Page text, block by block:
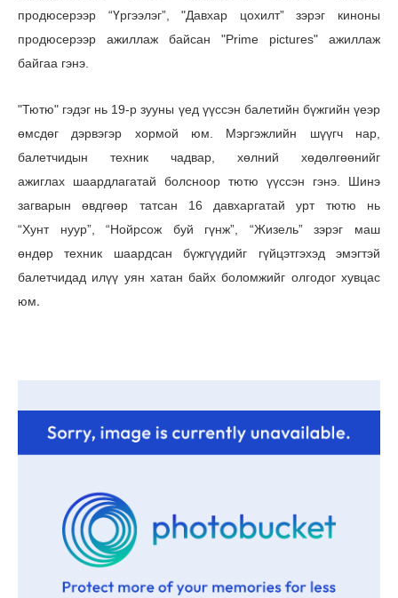
продюсерээр “Үргээлэг”, "Давхар цохилт” зэрэг киноны
продюсерээр ажиллаж байсан "Prime pictures" ажиллаж
байгаа гэнэ.
"Тютю" гэдэг нь 19-р зууны үед үүссэн балетийн бүжгийн үеэр
өмсдөг дэрвэгэр хормой юм. Мэргэжлийн шүүгч нар,
балетчидын техник чадвар, хөлний хөдөлгөөнийг
ажиглах шаардлагатай болсноор тютю үүссэн гэнэ. Шинэ
загварын өвдгөөр татсан 16 давхаргатай урт тютю нь
“Хунт нуур”, “Нойрсож буй гүнж”, “Жизель” зэрэг маш
өндөртехник шаардсан бүжгүүдийг гүйцэтгэхэд эмэгтэй
балетчидад илүү уян хатан байх боломжийг олгодог хувцас
юм.